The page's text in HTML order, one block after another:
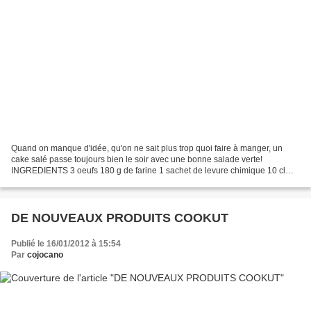
Quand on manque d'idée, qu'on ne sait plus trop quoi faire à manger, un
cake salé passe toujours bien le soir avec une bonne salade verte!
INGREDIENTS 3 oeufs 180 g de farine 1 sachet de levure chimique 10 cl
DE NOUVEAUX PRODUITS COOKUT
Publié le 16/01/2012 à 15:54
Par cojocano